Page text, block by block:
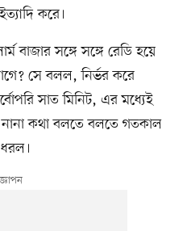
করে।
বাজার সঙ্গে সঙ্গে রেডি হয়ে
সে বলল, নির্ভর করে
সাত মিনিট, এর মধ্যেই
নানা কথা বলতে বলতে গতকাল